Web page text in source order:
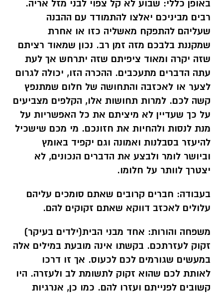
באופן כללי: שבוע לא קל צפוי לבני מזל אריה.
רבים מביניכם יאלצו להתמודד עם ההבנה
שעליהם להתפקח מאשליה כזו או אחרת
שמקננת בלבכם מזה זמן רב. נכון שמאוד רציתם
שזה יקרה ומאוד ציפיתם שזה יתרחש אך לעת
עתה הדברים מתעכבים. ההכרה הזו, יכולה לגרום
לצער או לאכזבה והתחושה של חלום שמתנפץ
קשה לכם. למרות תחושות אלו, הקלפים מצביעים
על כך שעדיין לא מיציתם את כל האפשריות על
מנת לנסות ולהחיות את חזונכם. מי מכם שישכיל
להיעזר בסבלנות ואמונה וגם יקפיד באומץ
וביושר לומר ולבצע את הדברים הנכונים, לא
יצטרך לוותר על חלומו.
בעבודה: חברים קרובים שאתם סומכים עליהם
עלולים לאכזב דווקא שאתם זקוקים להם.
משפחה והורות: אחד מבני הבית(ילדים בעיקר)
זקוק לעזרתכם. בקשתו אינה מובעת במילים אלה
במעשים שגורמים לכם לכעוס. אך זו דרכו
לאותת לכם שהוא זקוק לתשומת לב ולעזרה. היו
קשובים לפנייתם ועזרו להם. כמו כן, אנרגיות